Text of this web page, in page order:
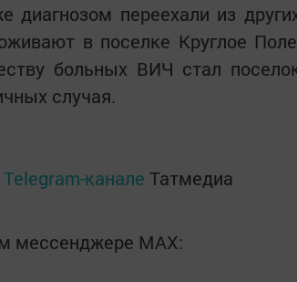
переехали из
в поселке Круглое
больных ВИЧ стал
случая.
Telegram-канале Татмедиа
мессенджере MАХ: